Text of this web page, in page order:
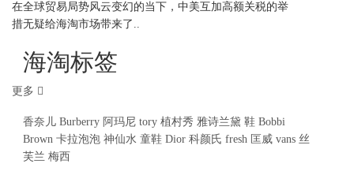
在全球贸易局势风云变幻的当下，中美互加高额关税的举
措无疑给海淘市场带来了..
海淘标签
更多
香奈儿 Burberry 阿玛尼 tory 植村秀 雅诗兰黛 鞋 Bobbi
Brown 卡拉泡泡 神仙水 童鞋 Dior 科颜氏 fresh 匡威 vans 丝
芙兰 梅西